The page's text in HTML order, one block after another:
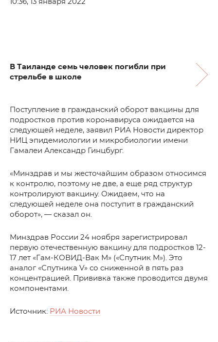
10:36, 13 января 2022
В Таиланде семь человек погибли при
стрельбе в школе
Поступление в гражданский оборот вакцины для
подростков против коронавируса ожидается на
следующей неделе, заявил РИА Новости директор
НИЦ эпидемиологии и микробиологии имени
Гамалеи Александр Гинцбург.
«Минздрав и мы жесточайшим образом относимся
к контролю, поэтому не две, а еще ряд структур
контролируют вакцину. Ожидаем, что на
следующей неделе она поступит в гражданский
оборот», — сказал он.
Минздрав России 24 ноября зарегистрировал
первую отечественную вакцину для подростков 12-
17 лет «Гам-КОВИД-Вак М» («Спутник М»). Это
аналог «Спутника V» со сниженной в пять раз
концентрацией. Прививка также проводится двумя
компонентами.
Источник: РИА Новости